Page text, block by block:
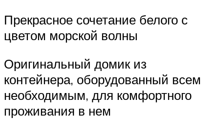
Прекрасное сочетание белого с
цветом морской волны
Оригинальный домик из
контейнера, оборудованный всем
необходимым, для комфортного
проживания в нем